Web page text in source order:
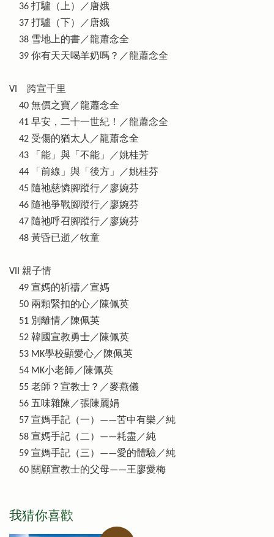
36 打驢（上）／唐娥
37 打驢（下）／唐娥
38 雪地上的書／龍蕭念全
39 你有天天喝羊奶嗎？／龍蕭念全
VI 跨宣千里
40 無價之寶／龍蕭念全
41 早安，二十一世紀！／龍蕭念全
42 受傷的猶太人／龍蕭念全
43 「能」與「不能」／姚桂芳
44 「前線」與「後方」／姚桂芬
45 隨祂慈憐腳蹤行／廖婉芬
46 隨祂爭戰腳蹤行／廖婉芬
47 隨祂呼召腳蹤行／廖婉芬
48 黃昏已逝／牧童
VII 親子情
49 宣媽的祈禱／宣媽
50 兩顆緊扣的心／陳佩英
51 別離情／陳佩英
52 韓國宣教勇士／陳佩英
53 MK學校顯愛心／陳佩英
54 MK小老師／陳佩英
55 老師？宣教士？／麥燕儀
56 五味雜陳／張陳麗娟
57 宣媽手記（一）——苦中有樂／純
58 宣媽手記（二）——耗盡／純
59 宣媽手記（三）——愛的體驗／純
60 關顧宣教士的父母——王廖愛梅
我猜你喜歡